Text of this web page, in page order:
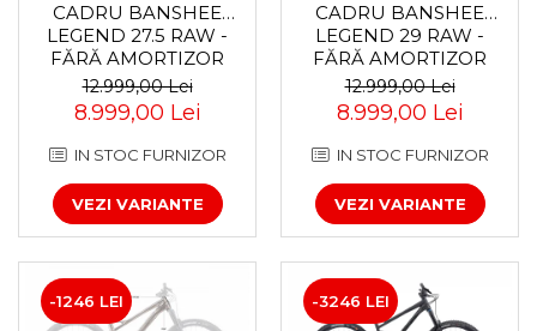
CADRU BANSHEE
LEGEND 27.5 RAW -
FĂRĂ AMORTIZOR
12.999,00 Lei
8.999,00 Lei
IN STOC FURNIZOR
VEZI VARIANTE
CADRU BANSHEE
LEGEND 29 RAW -
FĂRĂ AMORTIZOR
SPATE
12.999,00 Lei
8.999,00 Lei
IN STOC FURNIZOR
VEZI VARIANTE
-1246 LEI -3246 LEI